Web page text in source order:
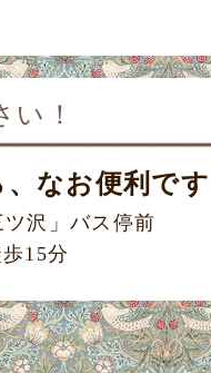
い！
なお便利です
ツ沢」バス停前
15分